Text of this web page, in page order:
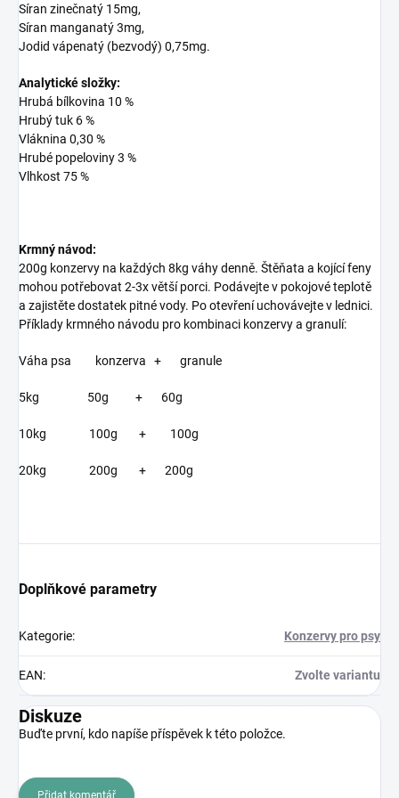
Síran zinečnatý 15mg,
Síran manganatý 3mg,
Jodid vápenatý (bezvodý) 0,75mg.
Analytické složky:
Hrubá bílkovina 10 %
Hrubý tuk 6 %
Vláknina 0,30 %
Hrubé popeloviny 3 %
Vlhkost 75 %
Krmný návod:
200g konzervy na každých 8kg váhy denně. Štěňata a kojící feny
mohou potřebovat 2-3x větší porci. Podávejte v pokojové teplotě
a zajistěte dostatek pitné vody. Po otevření uchovávejte v lednici.
Příklady krmného návodu pro kombinaci konzervy a granulí:
Váha psa konzerva + granule
5kg 50g + 60g
10kg 100g + 100g
20kg 200g + 200g
Doplňkové parametry
Kategorie: Konzervy pro psy
EAN: Zvolte variantu
Diskuze
Buďte první, kdo napíše příspěvek k této položce.
Přidat komentář